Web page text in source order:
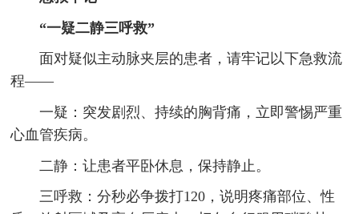
“一疑二静三呼救”
面对疑似主动脉夹层的患者，请牢记以下急救流
程——
一疑：突发剧烈、持续的胸背痛，立即警惕严重
心血管疾病。
二静：让患者平卧休息，保持静止。
三呼救：分秒必争拨打120，说明疼痛部位、性